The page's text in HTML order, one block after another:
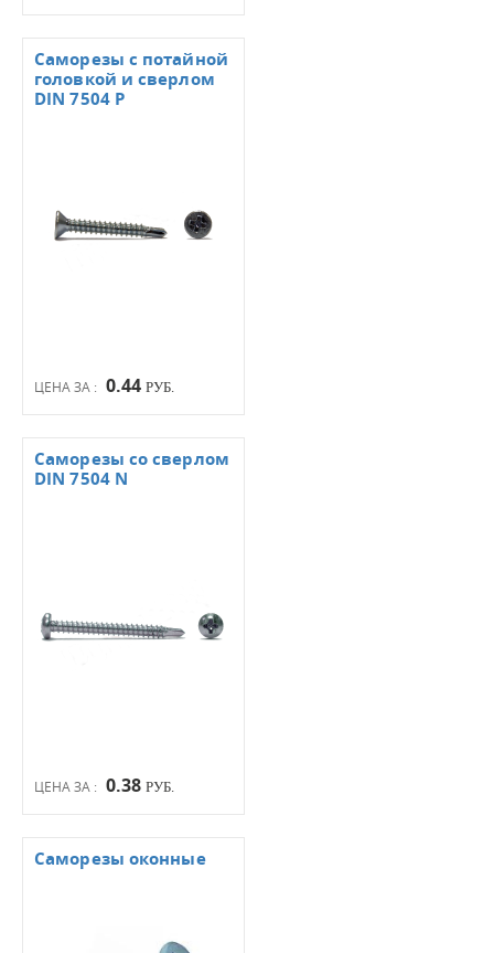
ЦЕНА ЗА : 0.44 РУБ.
Саморезы с потайной
головкой и сверлом
DIN 7504 Р
ЦЕНА ЗА : 0.38 РУБ.
Саморезы со сверлом
DIN 7504 N
Саморезы оконные